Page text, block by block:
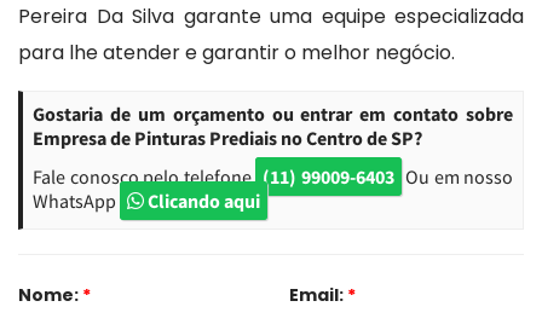
Pereira Da Silva garante uma equipe especializada
para lhe atender e garantir o melhor negócio.
Gostaria de um orçamento ou entrar em contato sobre
Empresa de Pinturas Prediais no Centro de SP?
Fale conosco pelo telefone (11) 99009-6403 Ou em nosso
WhatsApp
Clicando aqui
Nome: * Email: *